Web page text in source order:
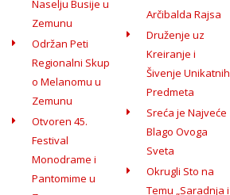
Naselju Busije u
Zemunu
Održan Peti
Regionalni Skup
o Melanomu u
Zemunu
Otvoren 45.
Festival
Monodrame i
Pantomime u
Arčibalda Rajsa
Druženje uz
Kreiranje i
Šivenje Unikatnih
Predmeta
Sreća je Najveće
Blago Ovoga
Sveta
Okrugli Sto na
Temu „Saradnja i